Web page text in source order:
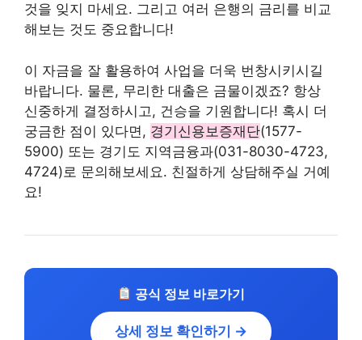
것을 잊지 마세요. 그리고 여러 은행의 금리를 비교
해보는 것도 중요합니다!
이 자금을 잘 활용하여 사업을 더욱 번창시키시길
바랍니다. 물론, 무리한 대출은 금물이겠죠? 항상
신중하게 결정하시고, 건승을 기원합니다! 혹시 더
궁금한 점이 있다면, 경기신용보증재단(1577-
5900) 또는 경기도 지역금융과(031-8030-4723,
4724)로 문의해보세요. 친절하게 상담해주실 거예
요!
공식 정보 바로가기
상세 정보 확인하기 →